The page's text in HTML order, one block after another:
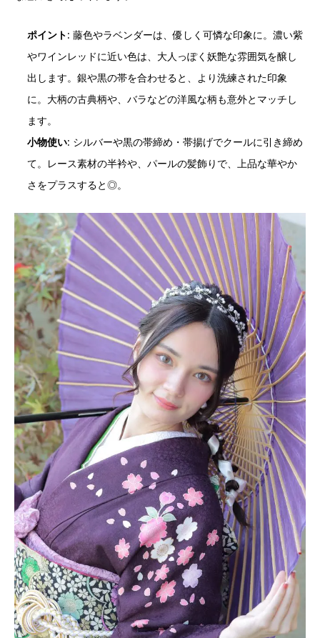
ポイント: 藤色やラベンダーは、優しく可憐な印象に。濃い紫
やワインレッドに近い色は、大人っぽく妖艶な雰囲気を醸し
出します。銀や黒の帯を合わせると、より洗練された印象
に。大柄の古典柄や、バラなどの洋風な柄も意外とマッチし
ます。
小物使い: シルバーや黒の帯締め・帯揚げでクールに引き締め
て。レース素材の半衿や、パールの髪飾りで、上品な華やか
さをプラスすると◎。